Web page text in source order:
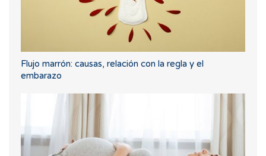
Flujo marrón: causas, relación con la regla y el
embarazo